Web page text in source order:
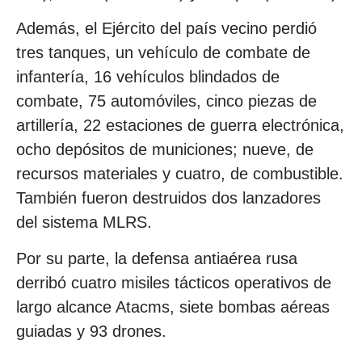
Además, el Ejército del país vecino perdió
tres tanques, un vehículo de combate de
infantería, 16 vehículos blindados de
combate, 75 automóviles, cinco piezas de
artillería, 22 estaciones de guerra electrónica,
ocho depósitos de municiones; nueve, de
recursos materiales y cuatro, de combustible.
También fueron destruidos dos lanzadores
del sistema MLRS.
Por su parte, la defensa antiaérea rusa
derribó cuatro misiles tácticos operativos de
largo alcance Atacms, siete bombas aéreas
guiadas y 93 drones.